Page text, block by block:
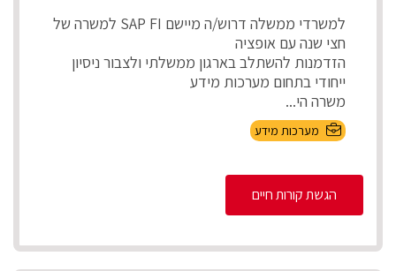
למשרדי ממשלה דרוש/ה מיישם SAP FI למשרה של
חצי שנה עם אופציה
הזדמנות להשתלב בארגון ממשלתי ולצבור ניסיון
ייחודי בתחום מערכות מידע
משרה הי...
מערכות מידע
הגשת קורות חיים